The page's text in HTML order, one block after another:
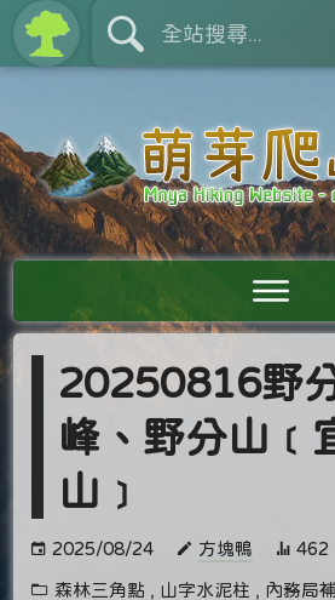
20250816野
峰、野分山﹝
山﹞
2025/08/24 方塊鴨 462
森林三角點 , 山字水泥柱 , 內務局